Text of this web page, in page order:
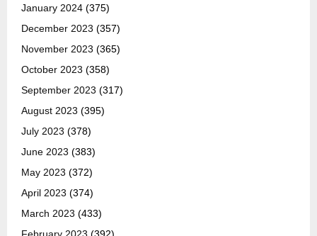
January 2024 (375)
December 2023 (357)
November 2023 (365)
October 2023 (358)
September 2023 (317)
August 2023 (395)
July 2023 (378)
June 2023 (383)
May 2023 (372)
April 2023 (374)
March 2023 (433)